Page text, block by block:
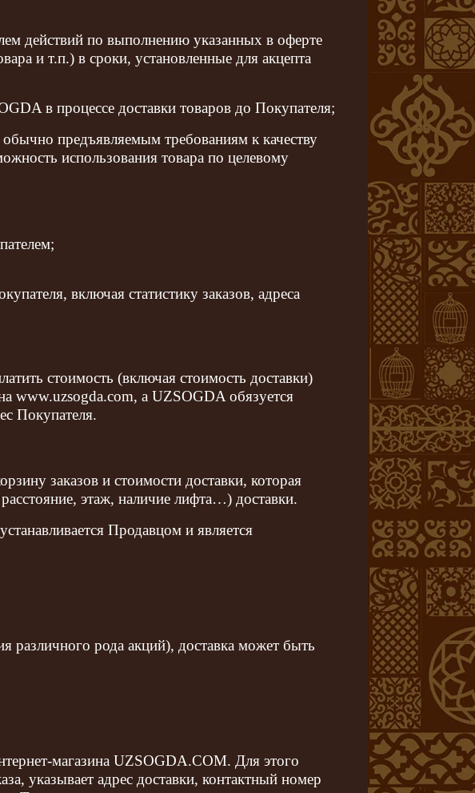
действий по выполнению указанных в оферте
и т.п.) в сроки, установленные для акцепта
в процессе доставки товаров до Покупателя;
предъявляемым требованиям к качеству
использования товара по целевому
включая статистику заказов, адреса
стоимость (включая стоимость доставки)
www.uzsogda.com, а UZSOGDA обязуется
Покупателя.
заказов и стоимости доставки, которая
этаж, наличие лифта…) доставки.
Продавцом и является
различного рода акций), доставка может быть
магазина UZSOGDA.COM. Для этого
указывает адрес доставки, контактный номер